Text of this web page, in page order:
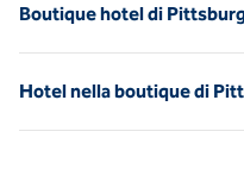
Boutique hotel di
Hotel nella boutique di